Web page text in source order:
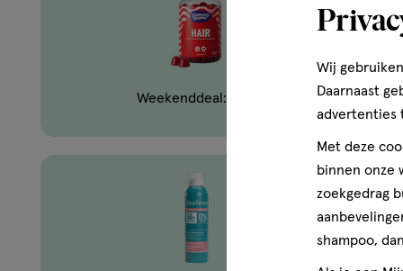
Weekenddeal: Yummygums
Wij
Daarnaast
advertenties
Met deze
binnen onze
zoekgedrag
shampoo,